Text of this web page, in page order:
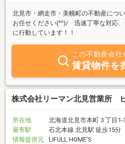
北見市・網走市・美幌町の不動産につ
お任せください(^^)/ 迅速丁寧な対応
に行動しています！！
この不動産会社
賃貸物件を
株式会社リーマン北見営業所
所在地
北海道北見市本町３丁目1-
最寄駅
石北本線 北見駅 徒歩15分
情報提供元
LIFULL HOME'S